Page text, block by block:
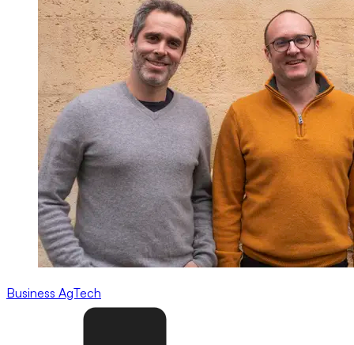
Business AgTech